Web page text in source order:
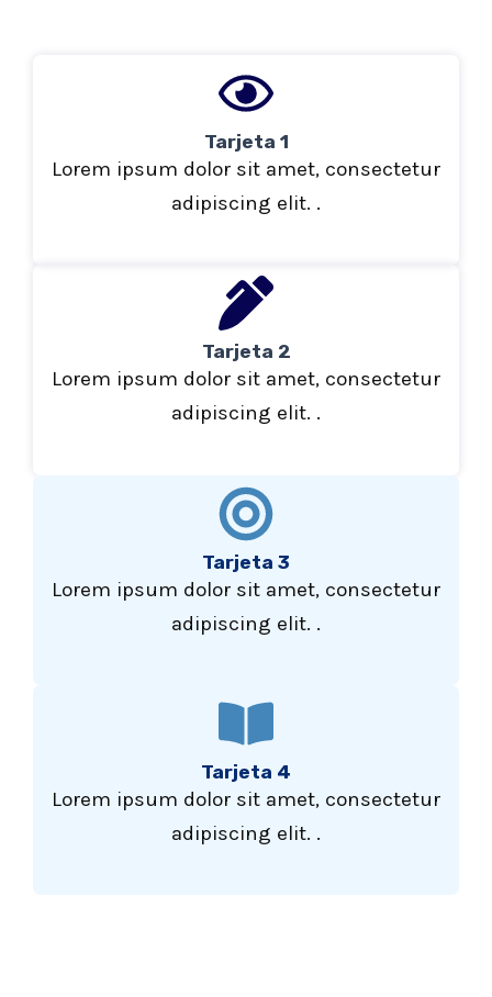
Tarjeta 1
Lorem ipsum dolor sit amet, consectetur
adipiscing elit. .
Tarjeta 2
Lorem ipsum dolor sit amet, consectetur
adipiscing elit. .
Tarjeta 3
Lorem ipsum dolor sit amet, consectetur
adipiscing elit. .
Tarjeta 4
Lorem ipsum dolor sit amet, consectetur
adipiscing elit. .